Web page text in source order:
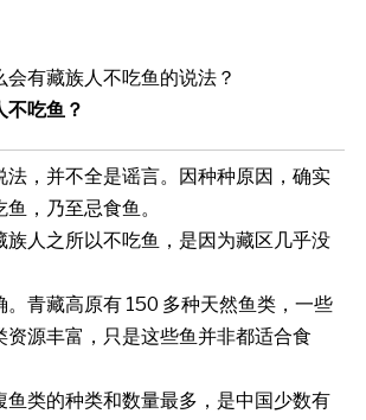
会有藏族人不吃鱼的说法？
不吃鱼？
法，并不全是谣言。因种种原因，确实
，乃至忌食鱼。
族人之所以不吃鱼，是因为藏区几乎没
。青藏高原有 150 多种天然鱼类，一些
资源丰富，只是这些鱼并非都适合食
鱼类的种类和数量最多，是中国少数有